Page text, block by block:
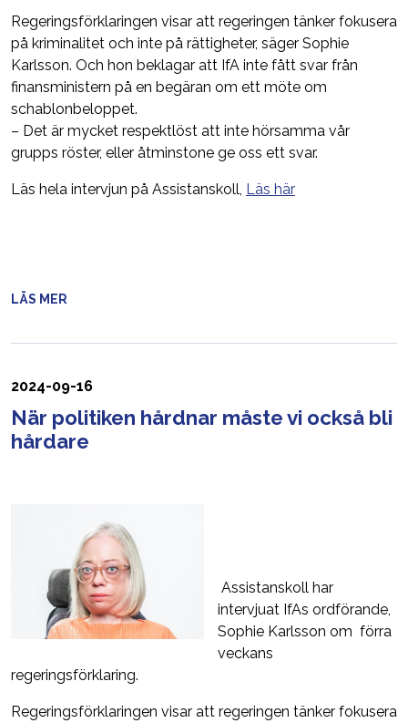
Regeringsförklaringen visar att regeringen tänker fokusera
på kriminalitet och inte på rättigheter, säger Sophie
Karlsson. Och hon beklagar att IfA inte fått svar från
finansministern på en begäran om ett möte om
schablonbeloppet.
– Det är mycket respektlöst att inte hörsamma vår
grupps röster, eller åtminstone ge oss ett svar.
Läs hela intervjun på Assistanskoll, Läs här
LÄS MER
2024-09-16
När politiken hårdnar måste vi också bli
hårdare
Assistanskoll har
intervjuat IfAs ordförande,
Sophie Karlsson om förra
veckans
regeringsförklaring.
Regeringsförklaringen visar att regeringen tänker fokusera